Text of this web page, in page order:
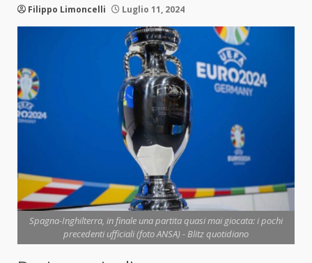
Filippo Limoncelli Luglio 11, 2024
Spagna-Inghilterra, in finale una partita quasi mai giocata: i pochi
precedenti ufficiali (foto ANSA) - Blitz quotidiano